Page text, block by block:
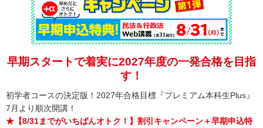
早期スタートで着実に2027年度の一発合格を目指
す！
初学者コースの決定版！2027年合格目標『プレミアム本科生Plus』
7月より順次開講！
★【8/31までがいちばんオトク！】割引キャンペーン＋早期申込特